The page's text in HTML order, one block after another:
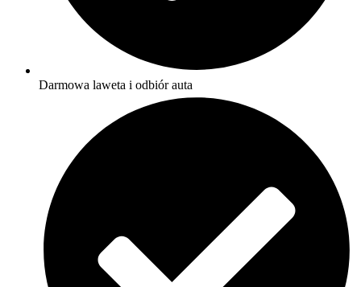
Darmowa laweta i odbiór auta